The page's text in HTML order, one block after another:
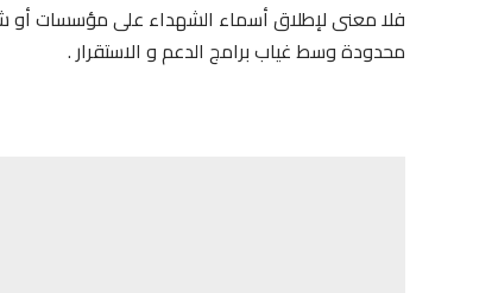
فلا معنى لإطلاق أسماء الشهداء على مؤسسات أو
محدودة وسط غياب برامج الدعم و الاستقرار .